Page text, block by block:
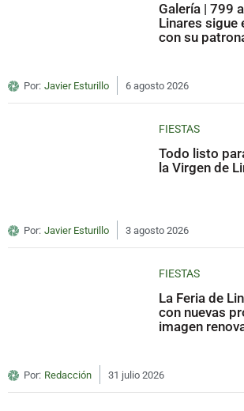
Galería | 799
Linares sigue
con su
Por: Javier Esturillo 6 agosto 2026
FIESTAS
Todo listo
la Virgen de
Por: Javier Esturillo 3 agosto 2026
FIESTAS
La Feria de
con nuevas
imagen
Por: Redacción 31 julio 2026